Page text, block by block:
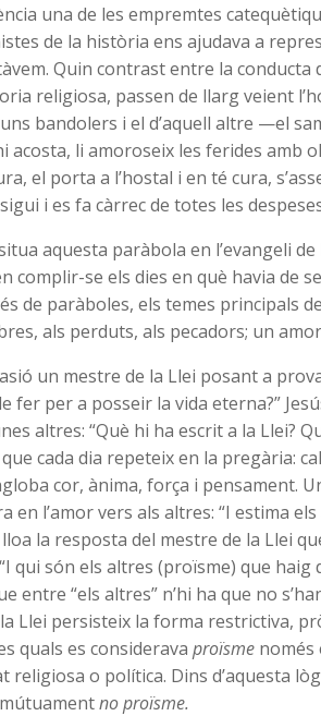
una de les empremtes
de la història ens ajudava a
Quin contrast entre la conducta
religiosa, passen de llarg veient
bandolers i el d’aquell altre —el
acosta, li amoroseix les ferides amb
el porta a l’hostal i en té cura,
i es fa càrrec de totes les
aquesta paràbola en l’evangeli de
complir-se els dies en què havia de
de paràboles, els temes principals
als perduts, als pecadors; un
un mestre de la Llei posant a
fer per a posseir la vida eterna?”
altres: “Què hi ha escrit a la Llei?
cada dia repeteix en la pregària:
cor, ànima, força i pensament.
en l’amor vers als altres: “I estima
lloa la resposta del mestre de la Llei
qui són els altres (proïsme) que haig
entre “els altres” n’hi ha que no
Llei persisteix la forma restrictiva,
quals es consideravaproïsme només
religiosa o política. Dins d’aquesta
no proïsme.